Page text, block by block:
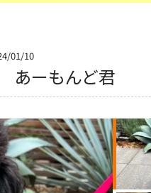
01/10
ーもんど君